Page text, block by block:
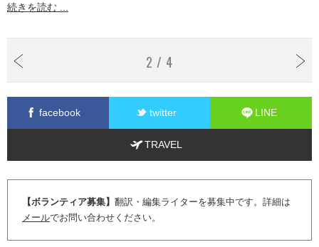
続きを読む ...
2 / 4
facebook twitter LINE
TRAVEL
【ボランティア募集】 翻訳・編集ライターを募集中です。詳細は
メールでお問い合わせください。